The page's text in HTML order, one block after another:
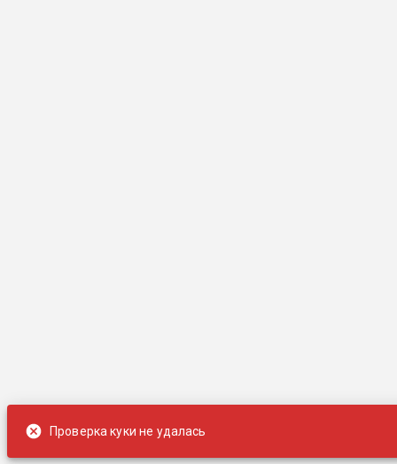
Проверка куки не удалась